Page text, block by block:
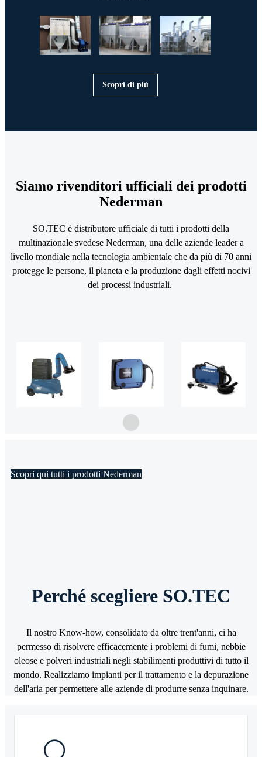
Scopri di più
Siamo rivenditori ufficiali dei prodotti
Nederman
SO.TEC è distributore ufficiale di tutti i prodotti della
multinazionale svedese Nederman, una delle aziende leader a
livello mondiale nella tecnologia ambientale che da più di 70 anni
protegge le persone, il pianeta e la produzione dagli effetti nocivi
dei processi industriali.
Scopri qui tutti i prodotti Nederman
Perché scegliere SO.TEC
Il nostro Know-how, consolidato da oltre trent'anni, ci ha
permesso di risolvere efficacemente i problemi di fumi, nebbie
oleose e polveri industriali negli stabilimenti produttivi di tutto il
mondo. Realizziamo impianti per il trattamento e la depurazione
dell'aria per permettere alle aziende di produrre senza inquinare.